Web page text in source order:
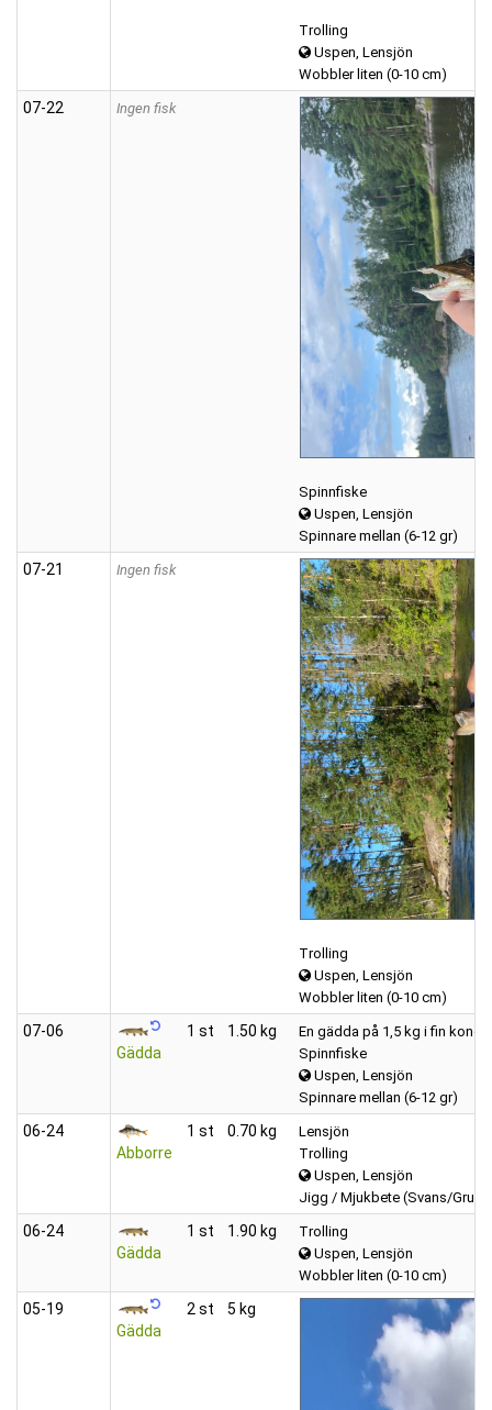
Trolling
Uspen, Lensjön
Wobbler liten (0-10 cm)
07‑22 Ingen fisk
Spinnfiske
Uspen, Lensjön
Spinnare mellan (6-12 gr)
07‑21 Ingen fisk
Trolling
Uspen, Lensjön
Wobbler liten (0-10 cm)
07‑06
Gädda
1 st 1.50 kg
En gädda på 1,5 kg i fin
Spinnfiske
Uspen, Lensjön
Spinnare mellan (6-12 gr)
06‑24
Abborre
1 st 0.70 kg
Lensjön
Trolling
Uspen, Lensjön
Jigg / Mjukbete (Svans/Grub)
06‑24
Gädda
1 st 1.90 kg
Trolling
Uspen, Lensjön
Wobbler liten (0-10 cm)
05‑19
Gädda
2 st 5 kg